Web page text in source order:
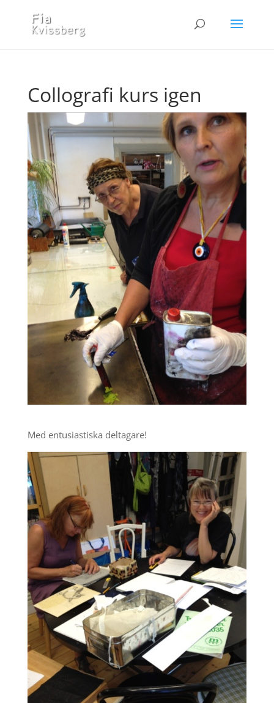
Collografi kurs igen
Med entusiastiska deltagare!